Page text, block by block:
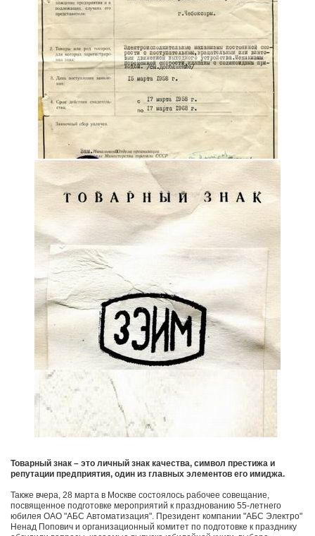
Товарный знак – это личный знак качества, символ престижа и
репутации предприятия, один из главных элементов его имиджа.
Также вчера, 28 марта в Москве состоялось рабочее совещание,
посвященное подготовке мероприятий к празднованию 55-летнего
юбилея ОАО "АБС Автоматизация". Президент компании "АБС Электро"
Ненад Попович и организационный комитет по подготовке к празднику